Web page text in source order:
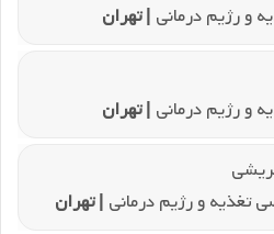
و رژیم درمانی | تهران
و رژیم درمانی | تهران
تغذیه و رژیم درمانی | تهران